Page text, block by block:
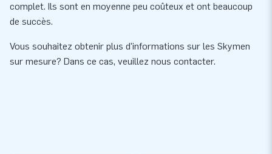
complet. Ils sont en moyenne peu coûteux et ont beaucoup
de succès.
Vous souhaitez obtenir plus d'informations sur les Skymen
sur mesure? Dans ce cas, veuillez nous contacter.